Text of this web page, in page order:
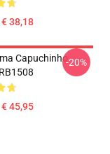
38,18
Capuchinho
45,95
-20%